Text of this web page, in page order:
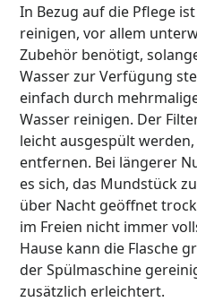
In Bezug auf die Pflege
reinigen, vor allem
Zubehör benötigt,
Wasser zur Verfügung
einfach durch
Wasser reinigen. Der
leicht ausgespült
entfernen. Bei längerer
es sich, das Mundstück
über Nacht geöffnet
im Freien nicht immer
Hause kann die Flasche
der Spülmaschine
zusätzlich erleichtert.